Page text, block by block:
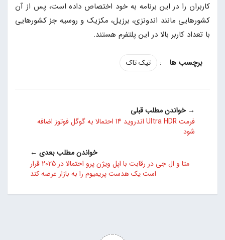
کاربران را در این برنامه به خود اختصاص داده است، پس از آن
کشورهایی مانند اندونزی، برزیل، مکزیک و روسیه جز کشورهایی
با تعداد کاربر بالا در این پلتفرم هستند.
: تیک تاک
→ خواندن مطلب قبلی
فرمت Ultra HDR اندروید 14 احتمالا به گوگل فوتوز اضافه
شود
خواندن مطلب بعدی ←
متا و ال جی در رقابت با اپل ویژن پرو احتمالا در 2025 قرار
است یک هدست پریمیوم را به بازار عرضه کند